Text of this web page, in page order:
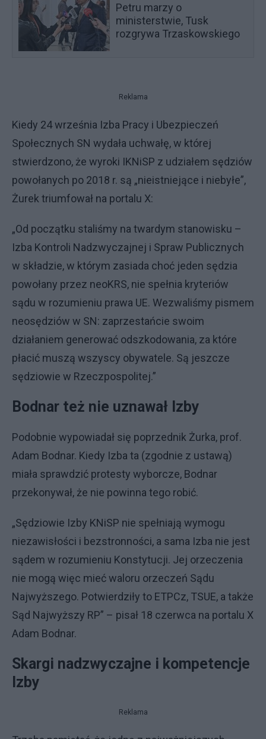
Petru marzy o
ministerstwie, Tusk
rozgrywa Trzaskowskiego
Reklama
Kiedy 24 września Izba Pracy i Ubezpieczeń
Społecznych SN wydała uchwałę, w której
stwierdzono, że wyroki IKNiSP z udziałem sędziów
powołanych po 2018 r. są „nieistniejące i niebyłe”,
Żurek triumfował na portalu X:
„Od początku staliśmy na twardym stanowisku –
Izba Kontroli Nadzwyczajnej i Spraw Publicznych
w składzie, w którym zasiada choć jeden sędzia
powołany przez neoKRS, nie spełnia kryteriów
sądu w rozumieniu prawa UE. Wezwaliśmy pismem
neosędziów w SN: zaprzestańcie swoim
działaniem generować odszkodowania, za które
płacić muszą wszyscy obywatele. Są jeszcze
sędziowie w Rzeczpospolitej.”
Bodnar też nie uznawał Izby
Podobnie wypowiadał się poprzednik Żurka, prof.
Adam Bodnar. Kiedy Izba ta (zgodnie z ustawą)
miała sprawdzić protesty wyborcze, Bodnar
przekonywał, że nie powinna tego robić.
„Sędziowie Izby KNiSP nie spełniają wymogu
niezawisłości i bezstronności, a sama Izba nie jest
sądem w rozumieniu Konstytucji. Jej orzeczenia
nie mogą więc mieć waloru orzeczeń Sądu
Najwyższego. Potwierdziły to ETPCz, TSUE, a także
Sąd Najwyższy RP” – pisał 18 czerwca na portalu X
Adam Bodnar.
Skargi nadzwyczajne i kompetencje
Izby
Reklama